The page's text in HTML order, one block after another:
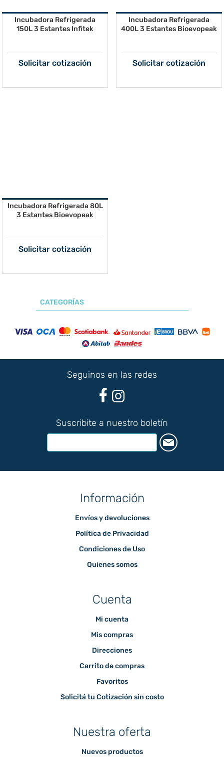
Incubadora Refrigerada
150L 3 Estantes Infitek
Solicitar cotización
Incubadora Refrigerada
400L 3 Estantes Bioevopeak
Solicitar cotización
Incubadora Refrigerada 80L
3 Estantes Bioevopeak
Solicitar cotización
CATEGORÍAS
Seguinos en las redes
Suscribite a nuestro boletín
Información
Envíos y devoluciones
Política de Privacidad
Condiciones de Uso
Quienes somos
Cuenta
Mi cuenta
Mis compras
Direcciones
Carrito de compras
Favoritos
Solicitá tu Cotización sin costo
Nuestra oferta
Nuevos productos